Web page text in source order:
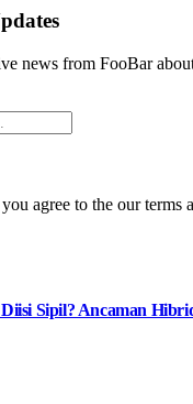
news from FooBar
agree to the our terms
Sipil? Ancaman